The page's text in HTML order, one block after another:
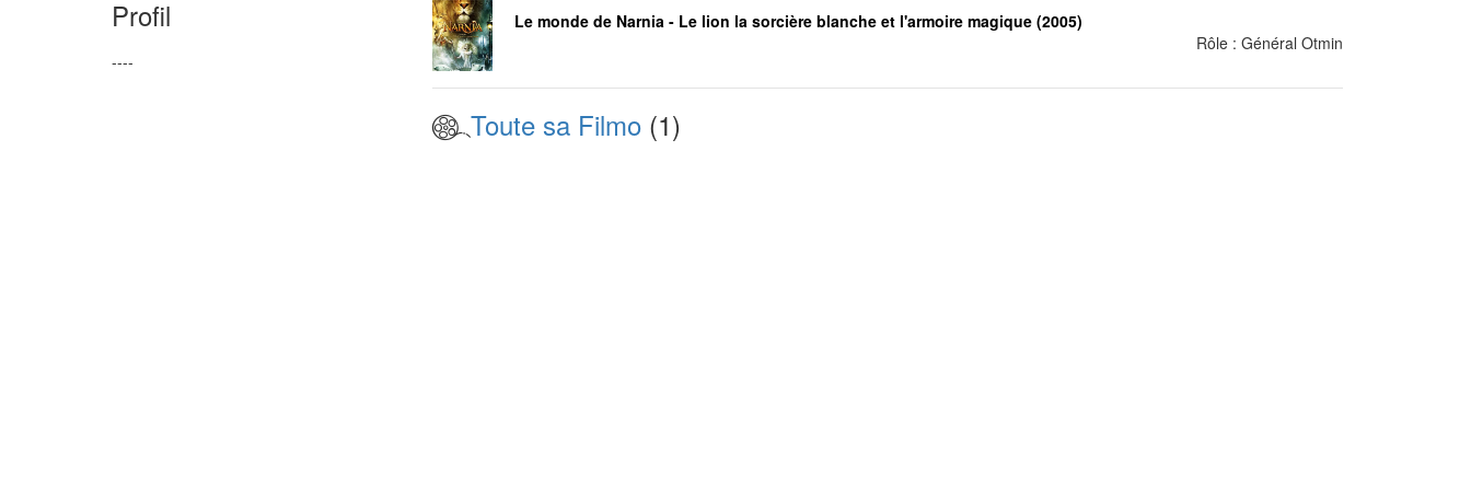
Profil
----
Le monde de Narnia - Le lion la sorcière blanche et l'armoire magique (2005)
Rôle : Général Otmin
Toute sa Filmo(1)